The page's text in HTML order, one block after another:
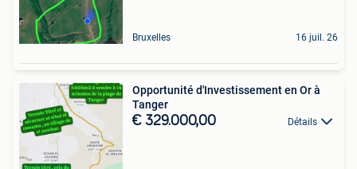
Bruxelles 16 juil. 26
Opportunité d'Investissement en Or à
Tanger
€ 329.000,00 Détails